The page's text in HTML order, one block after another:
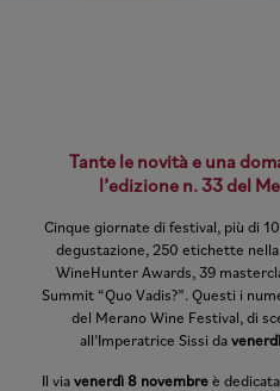
Tante le novità e una
l’edizione n. 33 del
Cinque giornate di festival, più di
degustazione, 250 etichette
WineHunter Awards, 39
Summit “Quo Vadis?”. Questi i
del Merano Wine Festival, di
all’Imperatrice Sissi da
Il via venerdì 8 novembreè